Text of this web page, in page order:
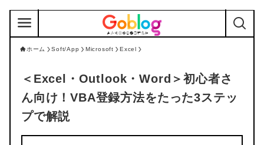
ホーム Soft/App Microsoft Excel
＜Excel・Outlook・Word＞初心者さ
ん向け！VBA登録方法をたった3ステッ
プで解説